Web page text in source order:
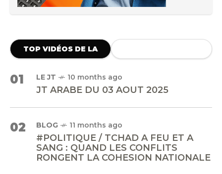
TOP VIDÉOS DE LA
01 LE JT 10 months ago
JT ARABE DU 03 AOUT 2025
02 BLOG 11 months ago
#POLITIQUE / TCHAD A FEU ET A
SANG : QUAND LES CONFLITS
RONGENT LA COHESION NATIONALE